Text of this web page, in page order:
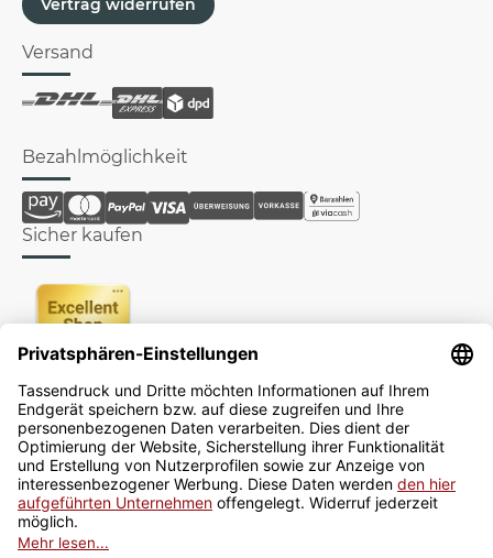
Vertrag widerrufen
Versand
Bezahlmöglichkeit
Sicher kaufen
Newsletter